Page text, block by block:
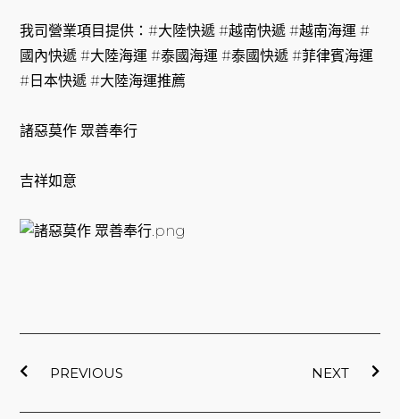
我司營業項目提供：#大陸快遞 #越南快遞 #越南海運 #
國內快遞 #大陸海運 #泰國海運 #泰國快遞 #菲律賓海運
#日本快遞 #大陸海運推薦
諸惡莫作 眾善奉行
吉祥如意
PREVIOUS NEXT